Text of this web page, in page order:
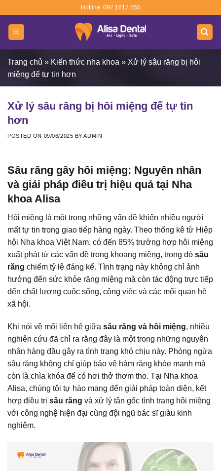
content
Hotline: 092.1617.555
Trang chủ » Kiến thức nha khoa » Xử lý sâu răng bị hôi
miệng để tự tin hơn
Xử lý sâu răng bị hôi miệng để tự tin
hơn
POSTED ON 09/06/2025 BYADMIN
Sâu răng gây hôi miệng: Nguyên nhân
và giải pháp điều trị hiệu quả tại Nha
khoa Alisa
Hôi miệng là một trong những vấn đề khiến nhiều người
mất tự tin trong giao tiếp hàng ngày. Theo thống kê từ Hiệp
hội Nha khoa Việt Nam, có đến 85% trường hợp hôi miệng
xuất phát từ các vấn đề trong khoang miệng, trong đó sâu
răng chiếm tỷ lệ đáng kể. Tình trạng này không chỉ ảnh
hưởng đến sức khỏe răng miệng mà còn tác động trực tiếp
đến chất lượng cuộc sống, công việc và các mối quan hệ
xã hội.
Khi nói về mối liên hệ giữa sâu răng và hôi miệng, nhiều
nghiên cứu đã chỉ ra rằng đây là một trong những nguyên
nhân hàng đầu gây ra tình trạng khó chịu này. Phòng ngừa
sâu răng không chỉ giúp bảo vệ hàm răng khỏe mạnh mà
còn là chìa khóa để có hơi thở thơm tho. Tại Nha khoa
Alisa, chúng tôi tự hào mang đến giải pháp toàn diện, kết
hợp điều trị sâu răng và xử lý tận gốc tình trạng hôi miệng
với công nghệ hiện đại cùng đội ngũ bác sĩ giàu kinh
nghiệm.